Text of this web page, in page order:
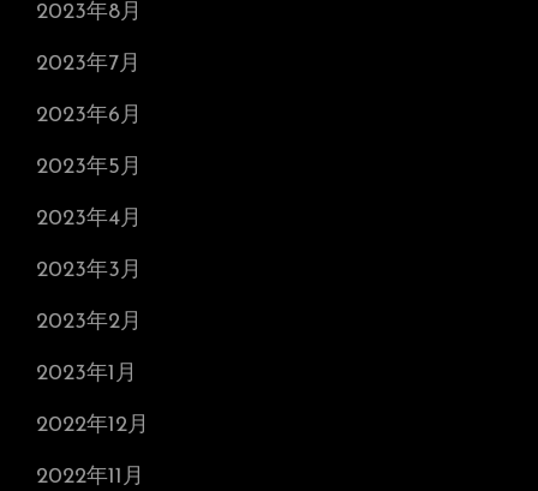
2023年8月
2023年7月
2023年6月
2023年5月
2023年4月
2023年3月
2023年2月
2023年1月
2022年12月
2022年11月